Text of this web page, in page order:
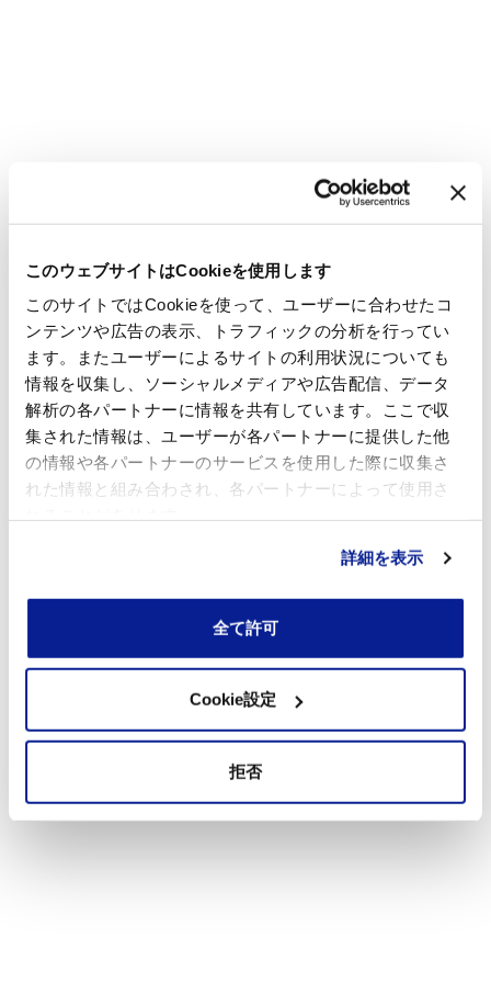
このウェブサイトはCookieを使用します
このサイトではCookieを使って、ユーザーに合わせたコ
ンテンツや広告の表示、トラフィックの分析を行ってい
ます。またユーザーによるサイトの利用状況についても
情報を収集し、ソーシャルメディアや広告配信、データ
解析の各パートナーに情報を共有しています。ここで収
集された情報は、ユーザーが各パートナーに提供した他
の情報や各パートナーのサービスを使用した際に収集さ
れた情報と組み合わされ、各パートナーによって使用さ
詳細を表示
全て許可
Cookie設定
拒否